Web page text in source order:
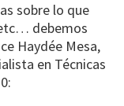
sobre lo que
debemos
Haydée Mesa,
en Técnicas